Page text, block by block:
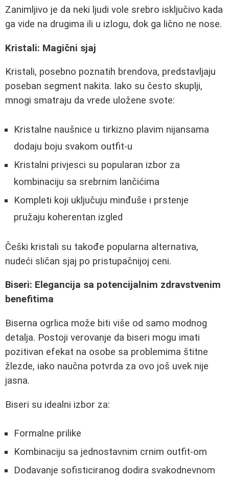
Zanimljivo je da neki ljudi vole srebro isključivo kada
ga vide na drugima ili u izlogu, dok ga lično ne nose.
Kristali: Magični sjaj
Kristali, posebno poznatih brendova, predstavljaju
poseban segment nakita. Iako su često skuplji,
mnogi smatraju da vrede uložene svote:
Kristalne naušnice u tirkizno plavim nijansama
dodaju boju svakom outfit-u
Kristalni privjesci su popularan izbor za
kombinaciju sa srebrnim lančićima
Kompleti koji uključuju minđuše i prstenje
pružaju koherentan izgled
Češki kristali su takođe popularna alternativa,
nudeći sličan sjaj po pristupačnijoj ceni.
Biseri: Elegancija sa potencijalnim zdravstvenim
benefitima
Biserna ogrlica može biti više od samo modnog
detalja. Postoji verovanje da biseri mogu imati
pozitivan efekat na osobe sa problemima štitne
žlezde, iako naučna potvrda za ovo još uvek nije
jasna.
Biseri su idealni izbor za:
Formalne prilike
Kombinaciju sa jednostavnim crnim outfit-om
Dodavanje sofisticiranog dodira svakodnevnom